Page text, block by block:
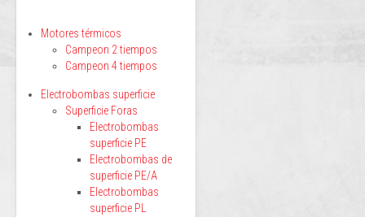
Motores térmicos
Campeon 2 tiempos
Campeon 4 tiempos
Electrobombas superficie
Superficie Foras
Electrobombas
superficie PE
Electrobombas de
superficie PE/A
Electrobombas
superficie PL